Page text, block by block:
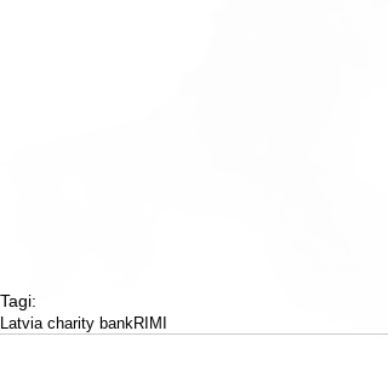
Tagi:
Latvia charity bank RIMI